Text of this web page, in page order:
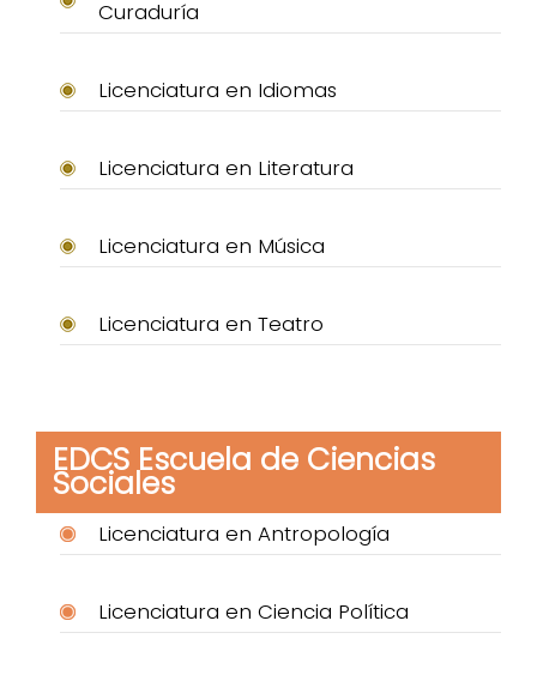
Curaduría
Licenciatura en Idiomas
Licenciatura en Literatura
Licenciatura en Música
Licenciatura en Teatro
EDCS Escuela de Ciencias
Sociales
Licenciatura en Antropología
Licenciatura en Ciencia Política